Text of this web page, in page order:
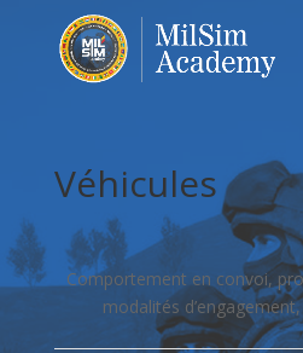
Véhicules
Comportement en convoi,
modalités